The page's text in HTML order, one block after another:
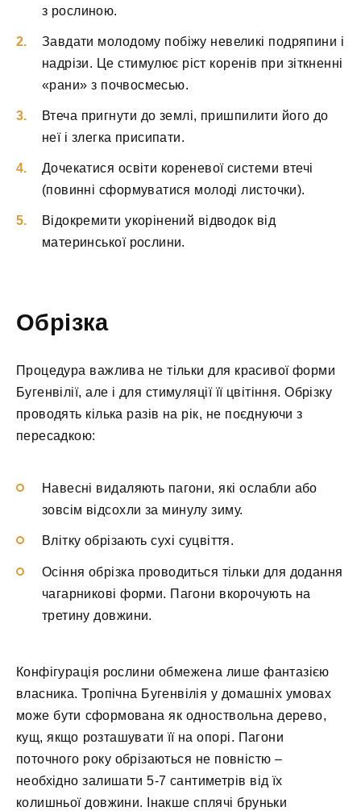
з рослиною.
Завдати молодому побіжу невеликі подряпини і
надрізи. Це стимулює ріст коренів при зіткненні
«рани» з почвосмесью.
Втеча пригнути до землі, пришпилити його до
неї і злегка присипати.
Дочекатися освіти кореневої системи втечі
(повинні сформуватися молоді листочки).
Відокремити укорінений відводок від
материнської рослини.
Обрізка
Процедура важлива не тільки для красивої форми
Бугенвілії, але і для стимуляції її цвітіння. Обрізку
проводять кілька разів на рік, не поєднуючи з
пересадкою:
Навесні видаляють пагони, які ослабли або
зовсім відсохли за минулу зиму.
Влітку обрізають сухі суцвіття.
Осіння обрізка проводиться тільки для додання
чагарникові форми. Пагони вкорочують на
третину довжини.
Конфігурація рослини обмежена лише фантазією
власника. Тропічна Бугенвілія у домашніх умовах
може бути сформована як одноствольна дерево,
кущ, якщо розташувати її на опорі. Пагони
поточного року обрізаються не повністю –
необхідно залишати 5-7 сантиметрів від їх
колишньої довжини. Інакше сплячі бруньки